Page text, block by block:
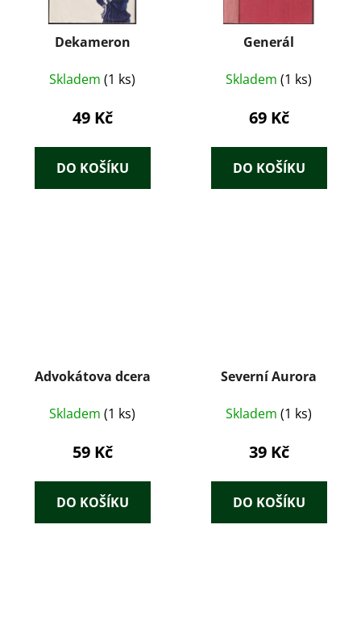
Dekameron
Skladem (1 ks)
49 Kč
DO KOŠÍKU
Generál
Skladem (1 ks)
69 Kč
DO KOŠÍKU
Advokátova dcera
Skladem (1 ks)
59 Kč
DO KOŠÍKU
Severní Aurora
Skladem (1 ks)
39 Kč
DO KOŠÍKU